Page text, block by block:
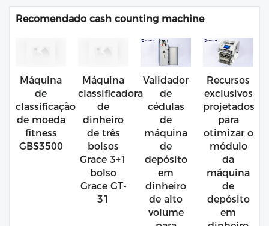
Recomendado cash counting machine
Máquina
de
classificação
de moeda
fitness
GBS3500
Máquina
classificadora
de
dinheiro
de três
bolsos
Grace 3+1
bolso
Grace GT-
31
Validador
de
cédulas
de
máquina
de
depósito
em
dinheiro
de alto
volume
Recursos
exclusivos
projetados
para
otimizar o
módulo
da
máquina
de
depósito
em